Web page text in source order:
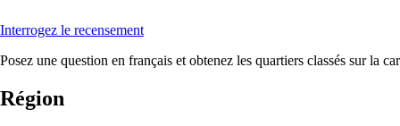
Interrogez le recensement
Posez une question en français et obtenez les quartiers classés sur la
Région